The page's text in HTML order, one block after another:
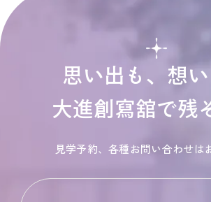
思い出も、想い
大進創寫舘で残
見学予約、各種お問い合わせは